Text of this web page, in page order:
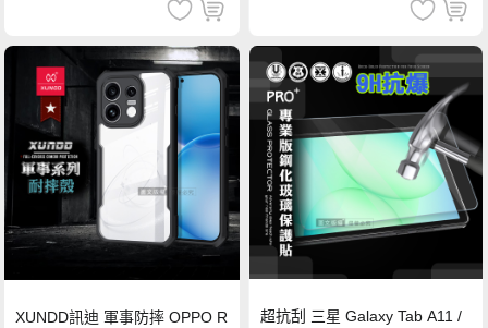
XUNDD訊迪 軍事防摔 OPPO R 超抗刮 三星 Galaxy Tab A11 /